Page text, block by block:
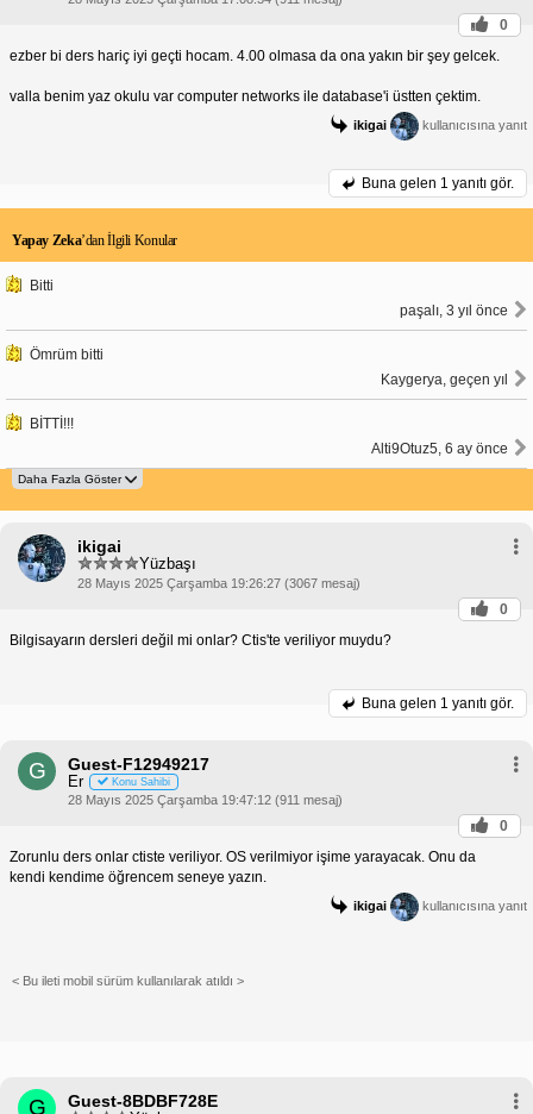
0
ezber bi ders hariç iyi geçti hocam. 4.00 olmasa da ona yakın bir şey gelcek.
valla benim yaz okulu var computer networks ile database'i üstten çektim.
ikigai kullanıcısına yanıt
Buna gelen 1 yanıtı gör.
Yapay Zeka’dan İlgili Konular
Bitti
paşalı, 3 yıl önce
Ömrüm bitti
Kaygerya, geçen yıl
BİTTİ!!!
Alti9Otuz5, 6 ay önce
ikigai
Yüzbaşı
28 Mayıs 2025 Çarşamba 19:26:27 (3067 mesaj)
0
Bilgisayarın dersleri değil mi onlar? Ctis'te veriliyor muydu?
Buna gelen 1 yanıtı gör.
G Guest-F12949217
Er Konu Sahibi
28 Mayıs 2025 Çarşamba 19:47:12 (911 mesaj)
0
Zorunlu ders onlar ctiste veriliyor. OS verilmiyor işime yarayacak. Onu da
kendi kendime öğrencem seneye yazın.
ikigai kullanıcısına yanıt
< Bu ileti mobil sürüm kullanılarak atıldı >
G Guest-8BDBF728E